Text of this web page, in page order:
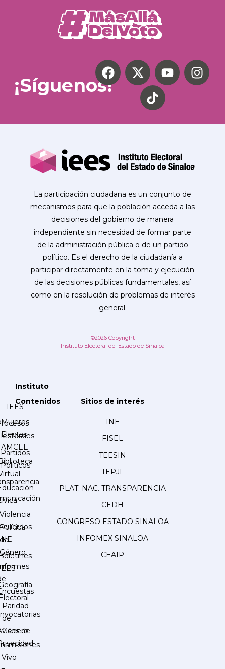
¡Síguenos!
La participación ciudadana es un conjunto de
mecanismos para que la población acceda a las
decisiones del gobierno de manera
independiente sin necesidad de formar parte
de la administración pública o de un partido
político. Es el derecho de la ciudadanía a
participar directamente en la toma y ejecución
de las decisiones públicas fundamentales, así
como en la resolución de problemas de interés
general.
©2026 Copyright
Instituto Electoral del Estado de Sinaloa
Instituto
IEES
Partidos
Políticos
de
Contenidos
Mujeres
Electas
AMCEE
Violencia
Política
de
Género
Paridad
de
Género
Sitios de interés
INE
FISEL
TEESIN
TEPJF
PLAT. NAC. TRANSPARENCIA
CEDH
CONGRESO ESTADO SINALOA
INFOMEX SINALOA
CEAIP